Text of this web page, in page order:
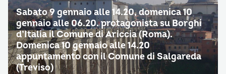
Sabato 9 gennaio alle 14.20, domenica 10
gennaio alle 06.20. protagonista su Borghi
d’Italia il Comune di Ariccia (Roma).
Domenica 10 gennaio alle 14.20
appuntamento con il Comune di Salgareda
(Treviso)